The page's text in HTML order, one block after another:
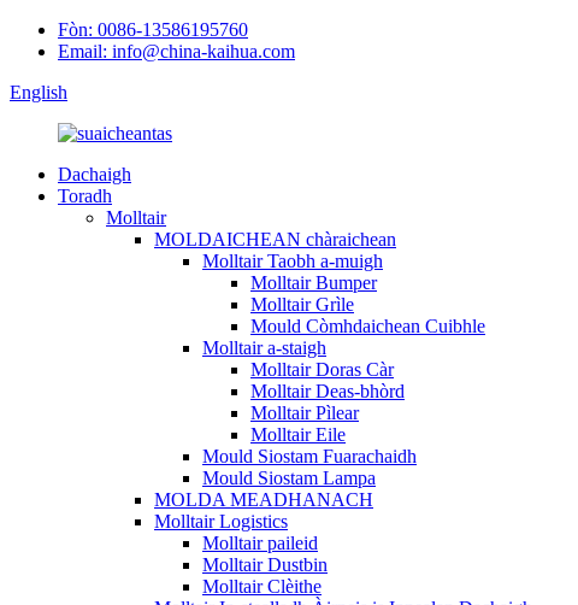
Fòn: 0086-13586195760
Email: info@china-kaihua.com
English
Dachaigh
Toradh
Molltair
MOLDAICHEAN chàraichean
Molltair Taobh a-muigh
Molltair Bumper
Molltair Grìle
Mould Còmhdaichean Cuibhle
Molltair a-staigh
Molltair Doras Càr
Molltair Deas-bhòrd
Molltair Pìlear
Molltair Eile
Mould Siostam Fuarachaidh
Mould Siostam Lampa
MOLDA MEADHANACH
Molltair Logistics
Molltair paileid
Molltair Dustbin
Molltair Clèithe